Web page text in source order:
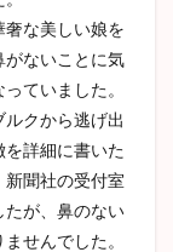
な美しい娘を
がないことに気
ていました。
クから逃げ出
を詳細に書いた
聞社の受付室
たが、鼻のない
せんでした。